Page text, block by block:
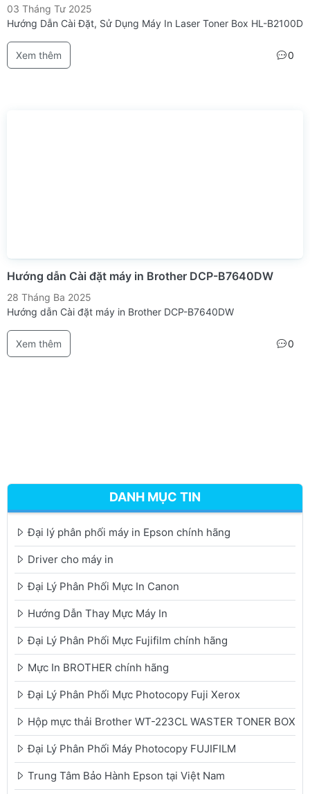
03 Tháng Tư 2025
Hướng Dẫn Cài Đặt, Sử Dụng Máy In Laser Toner Box HL-B2100D
Xem thêm 0
Hướng dẫn Cài đặt máy in Brother DCP-B7640DW
28 Tháng Ba 2025
Hướng dẫn Cài đặt máy in Brother DCP-B7640DW
Xem thêm 0
DANH MỤC TIN
Đại lý phân phối máy in Epson chính hãng
Driver cho máy in
Đại Lý Phân Phối Mực In Canon
Hướng Dẫn Thay Mực Máy In
Đại Lý Phân Phối Mực Fujifilm chính hãng
Mực In BROTHER chính hãng
Đại Lý Phân Phối Mực Photocopy Fuji Xerox
Hộp mực thải Brother WT-223CL WASTER TONER BOX
Đại Lý Phân Phối Máy Photocopy FUJIFILM
Trung Tâm Bảo Hành Epson tại Việt Nam